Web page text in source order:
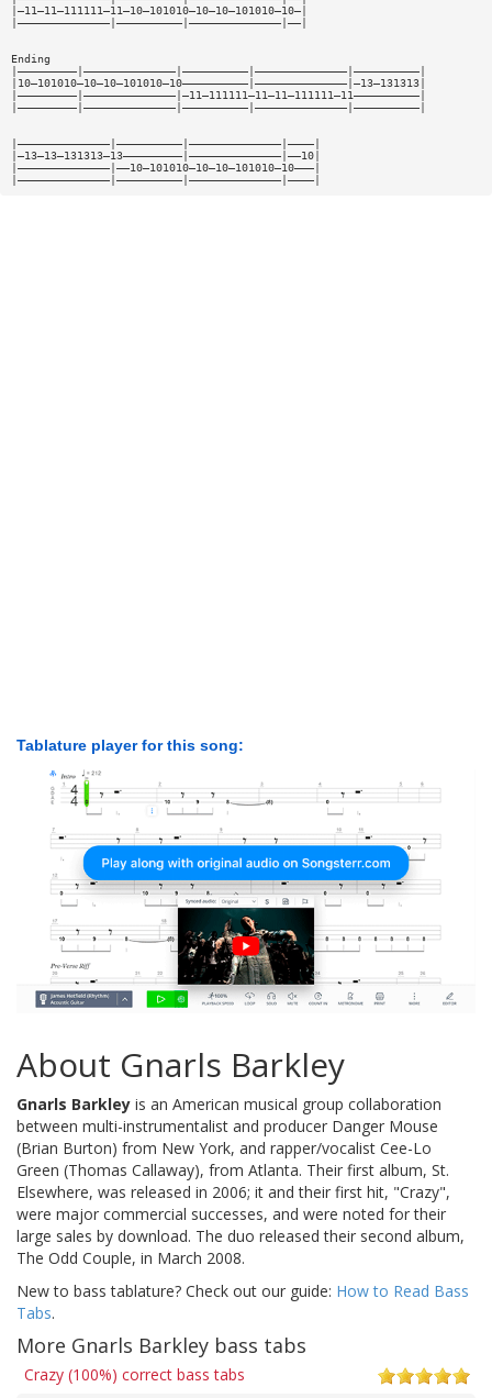
|—11—11—111111—11—10—101010—10—10—101010—10—|
|——————————————|——————————|——————————————|——|
Ending
|—————————|——————————————|——————————|——————————————|——————————|
|10—101010—10—10—101010—10——————————|——————————————|—13—131313|
|—————————|——————————————|—11—111111—11—11—111111—11——————————|
|—————————|——————————————|——————————|——————————————|——————————|
|——————————————|——————————|——————————————|————|
|—13—13—131313—13—————————|——————————————|——10|
|——————————————|——10—101010—10—10—101010—10———|
|——————————————|——————————|——————————————|————|
Tablature player for this song:
About Gnarls Barkley
Gnarls Barkley is an American musical group collaboration
between multi-instrumentalist and producer Danger Mouse
(Brian Burton) from New York, and rapper/vocalist Cee-Lo
Green (Thomas Callaway), from Atlanta. Their first album, St.
Elsewhere, was released in 2006; it and their first hit, "Crazy",
were major commercial successes, and were noted for their
large sales by download. The duo released their second album,
The Odd Couple, in March 2008.
New to bass tablature? Check out our guide: How to Read Bass
Tabs.
More Gnarls Barkley bass tabs
Crazy (100%) correct bass tabs